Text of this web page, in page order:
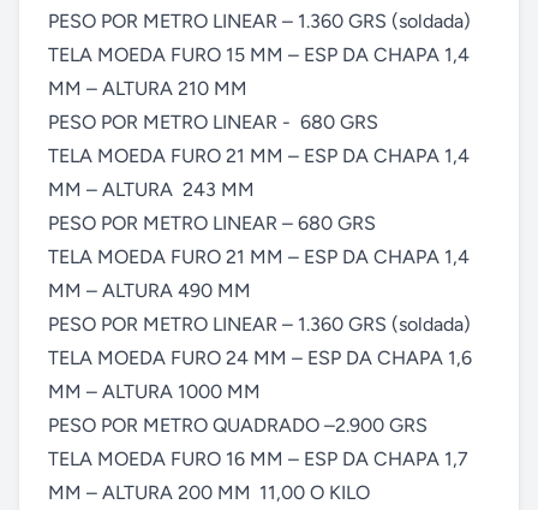
PESO POR METRO LINEAR – 1.360 GRS (soldada)
TELA MOEDA FURO 15 MM – ESP DA CHAPA 1,4
MM – ALTURA 210 MM
PESO POR METRO LINEAR -  680 GRS
TELA MOEDA FURO 21 MM – ESP DA CHAPA 1,4
MM – ALTURA  243 MM
PESO POR METRO LINEAR – 680 GRS
TELA MOEDA FURO 21 MM – ESP DA CHAPA 1,4
MM – ALTURA 490 MM
PESO POR METRO LINEAR – 1.360 GRS (soldada)
TELA MOEDA FURO 24 MM – ESP DA CHAPA 1,6
MM – ALTURA 1000 MM
PESO POR METRO QUADRADO –2.900 GRS
TELA MOEDA FURO 16 MM – ESP DA CHAPA 1,7
MM – ALTURA 200 MM	11,00 O KILO